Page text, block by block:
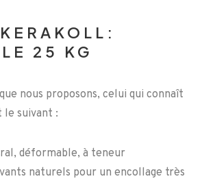
25 KG
nous proposons, celui qui connaît
le suivant :
déformable, à teneur
naturels pour un encollage très